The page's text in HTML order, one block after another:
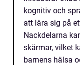
kognitiv och
att lära sig på
Nackdelarna
skärmar, vilket
barnens hälsa